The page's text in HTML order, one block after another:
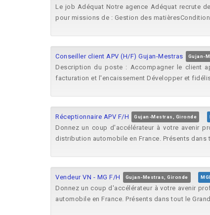
Le job Adéquat Notre agence Adéquat recrute
pour missions de : Gestion des
Conseiller client APV (H/F) Gujan-Mestras Gujan-
Description du poste : Accompagner le client
facturation et l'encaissement Développer et
Réceptionnaire APV F/H Gujan-Mestras, Gironde
Donnez un coup d'accélérateur à votre avenir
distribution automobile en France. Présents dans
Vendeur VN - MG F/H Gujan-Mestras, Gironde
Donnez un coup d'accélérateur à votre avenir
automobile en France. Présents dans tout le